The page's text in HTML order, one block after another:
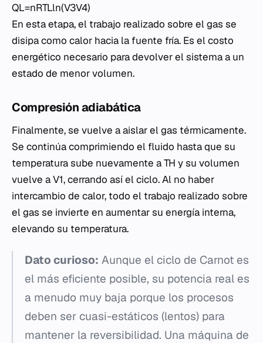
QL​=nRTL​ln(V3​V4​​)
En esta etapa, el trabajo realizado sobre el gas se
disipa como calor hacia la fuente fría. Es el costo
energético necesario para devolver el sistema a un
estado de menor volumen.
Compresión adiabática
Finalmente, se vuelve a aislar el gas térmicamente.
Se continúa comprimiendo el fluido hasta que su
temperatura sube nuevamente a TH​ y su volumen
vuelve a V1​, cerrando así el ciclo. Al no haber
intercambio de calor, todo el trabajo realizado sobre
el gas se invierte en aumentar su energía interna,
elevando su temperatura.
Dato curioso: Aunque el ciclo de Carnot es
el más eficiente posible, su potencia real es
a menudo muy baja porque los procesos
deben ser cuasi-estáticos (lentos) para
mantener la reversibilidad. Una máquina de